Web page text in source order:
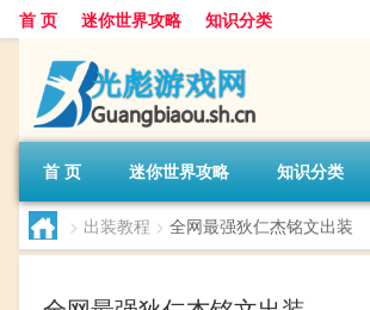
首 页 迷你世界攻略 知识分类
首 页 迷你世界攻略 知识分类
> 出装教程 > 全网最强狄仁杰铭文出装